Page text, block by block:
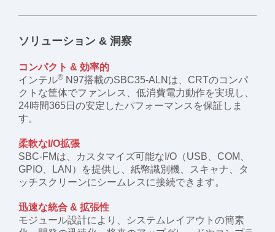
ソリューション & 洞察
コンパクト & 効率的
インテル® N97搭載のSBC35-ALNは、CRTのコンパ
クトな筐体でファンレス、低消費電力動作を実現し、
24時間365日の安定したパフォーマンスを保証しま
す。
柔軟なI/O拡張
SBC-FMは、カスタマイズ可能なI/O（USB、COM、
GPIO、LAN）を提供し、紙幣識別機、スキャナ、タ
ッチスクリーンにシームレスに接続できます。
迅速な統合 & 拡張性
モジュール設計により、システムレイアウトの簡素